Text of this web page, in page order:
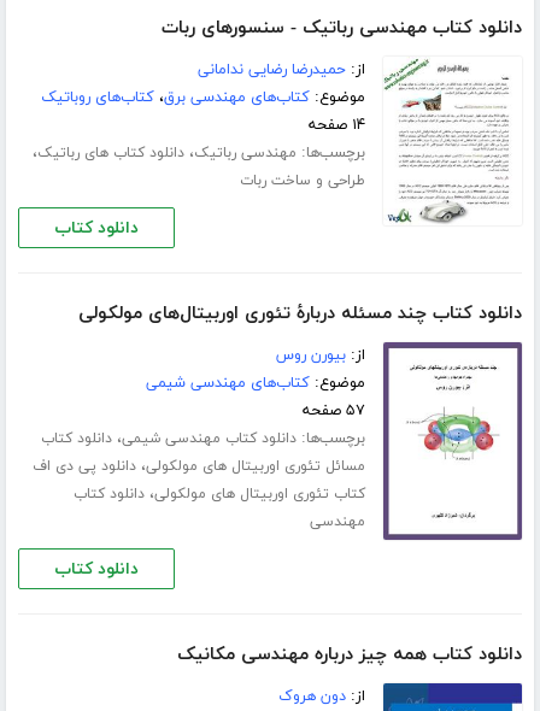
دانلود کتاب مهندسی رباتیک - سنسورهای ربات
از:حمیدرضا رضایی ندامانی
موضوع:کتاب‌های مهندسی برق،کتاب‌های روباتیک
۱۴ صفحه
برچسب‌ها: مهندسی رباتیک،دانلود کتاب های رباتیک،
طراحی و ساخت ربات
دانلود کتاب
دانلود کتاب چند مسئله دربارۀ تئوری اوربیتال‌های مولکولی
از:بیورن روس
موضوع:کتاب‌های مهندسی شیمی
۵۷ صفحه
برچسب‌ها:دانلود کتاب مهندسی شیمی،دانلود کتاب
مسائل تئوری اوربیتال های مولکولی،دانلود پی دی اف
کتاب تئوری اوربیتال های مولکولی،دانلود کتاب
مهندسی
دانلود کتاب
دانلود کتاب همه چیز درباره مهندسی مکانیک
از:دون هروک